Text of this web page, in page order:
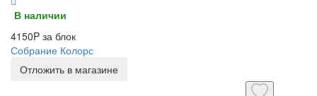
В наличии
4150P за блок
Собрание Колорс
Отложить в магазине